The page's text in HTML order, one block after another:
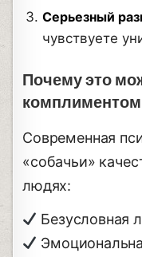
Серьезный
чувствуете
Почему это
Современная
«собачьи»
людях:
Безусловная